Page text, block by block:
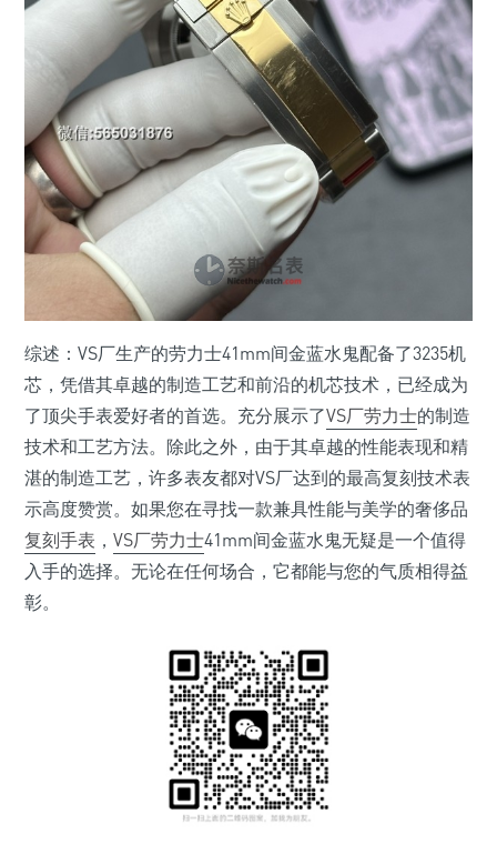
综述：VS厂生产的劳力士41mm间金蓝水鬼配备了3235机
芯，凭借其卓越的制造工艺和前沿的机芯技术，已经成为
了顶尖手表爱好者的首选。充分展示了VS厂劳力士的制造
技术和工艺方法。除此之外，由于其卓越的性能表现和精
湛的制造工艺，许多表友都对VS厂达到的最高复刻技术表
示高度赞赏。如果您在寻找一款兼具性能与美学的奢侈品
复刻手表 ， VS厂劳力士41mm间金蓝水鬼无疑是一个值得
入手的选择。无论在任何场合，它都能与您的气质相得益
彰。